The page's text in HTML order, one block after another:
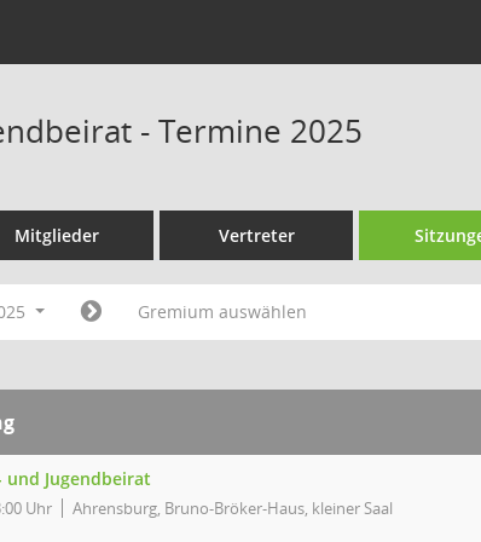
- Termine 2025
Mitglieder Vertreter
Gremium auswählen
und Jugendbeirat
Uhr Ahrensburg, Bruno-Bröker-Haus, kleiner Saal